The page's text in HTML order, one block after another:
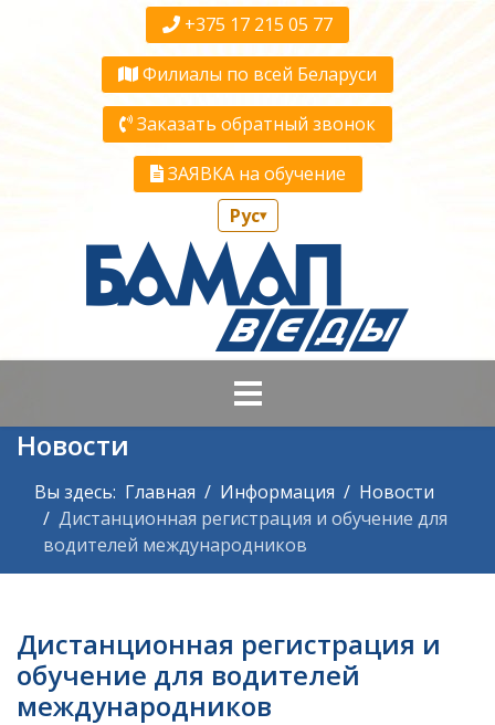
+375 17 215 05 77
Филиалы по всей Беларуси
Заказать обратный звонок
ЗАЯВКА на обучение
Рус▾
Новости
Вы здесь: Главная Информация
Новости
Дистанционная регистрация и обучение для
водителей международников
Дистанционная регистрация и
обучение для водителей
международников